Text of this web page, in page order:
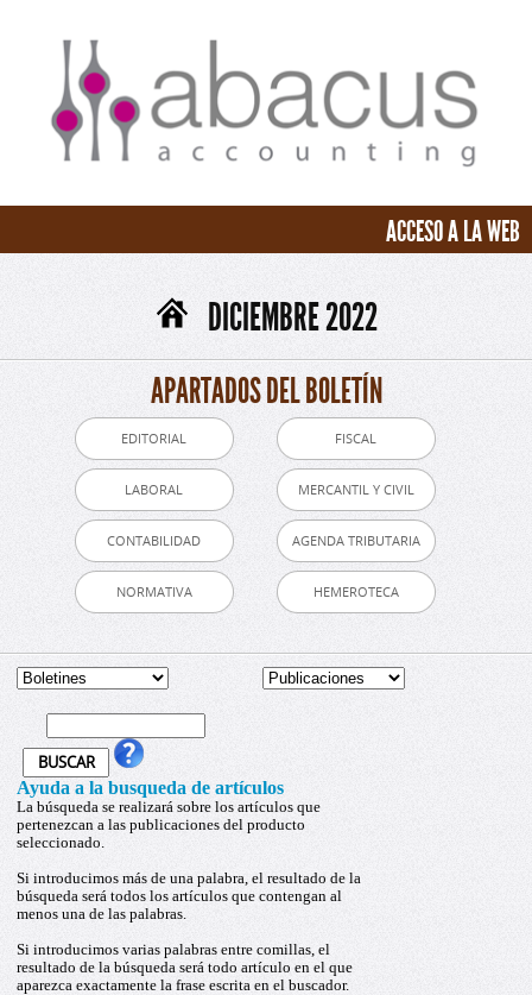
ACCESO A LA WEB
DICIEMBRE 2022
APARTADOS DEL BOLETÍN
EDITORIAL FISCAL
LABORAL MERCANTIL Y CIVIL
CONTABILIDAD AGENDA TRIBUTARIA
NORMATIVA HEMEROTECA
Ayuda a la busqueda de artículos
La búsqueda se realizará sobre los artículos que
pertenezcan a las publicaciones del producto
seleccionado.
Si introducimos más de una palabra, el resultado de la
búsqueda será todos los artículos que contengan al
menos una de las palabras.
Si introducimos varias palabras entre comillas, el
resultado de la búsqueda será todo artículo en el que
aparezca exactamente la frase escrita en el buscador.